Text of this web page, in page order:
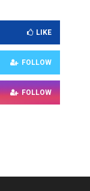
LIKE
FOLLOW
FOLLOW